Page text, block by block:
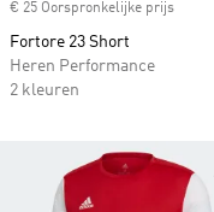
€ 25 Oorspronkelijke prijs
Fortore 23 Short
Heren Performance
2 kleuren